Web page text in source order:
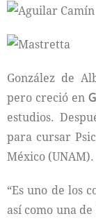
González de
pero creció en
estudios.
para cursar
México (UNAM).
“Es uno de los
así como una